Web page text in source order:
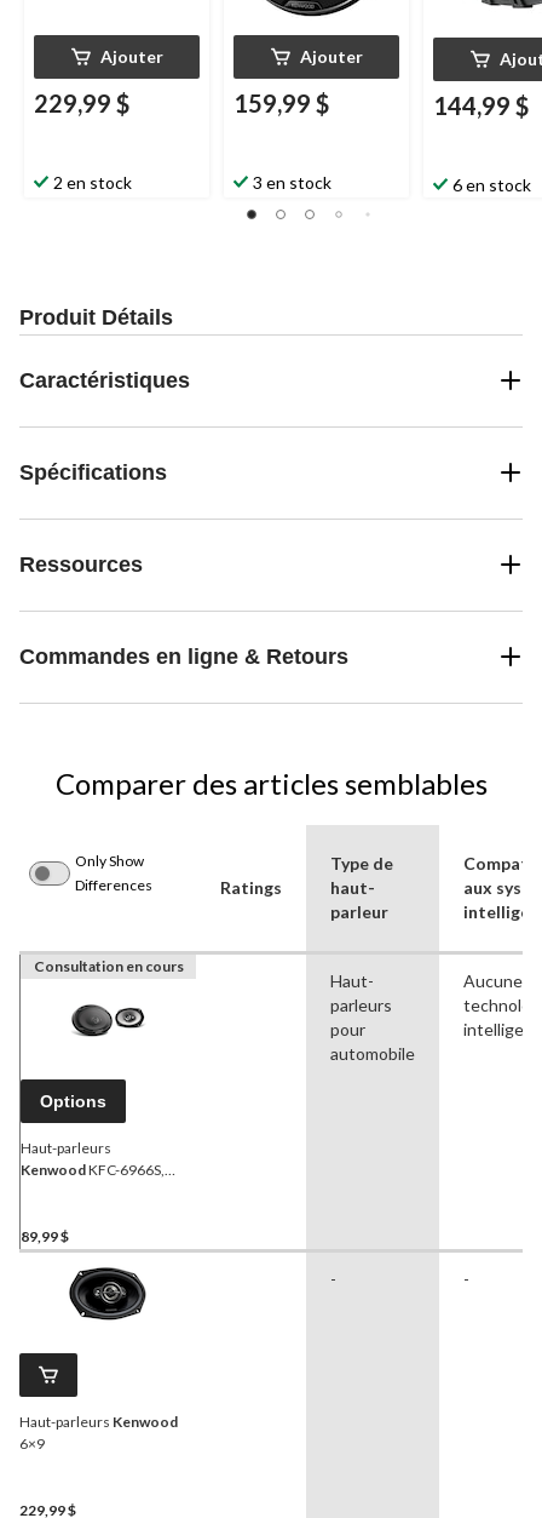
Ajouter
229,99 $
2 en stock
Ajouter
159,99 $
3 en stock
144,99 $
6 en stock
Produit Détails
Caractéristiques
Spécifications
Ressources
Commandes en ligne & Retours
Comparer des articles semblables
Only Show
Differences
Ratings
Type de
haut-
parleur
aux
Consultation en cours
Options
Haut-parleurs
KenwoodKFC-6966S,
89,99 $
Haut-
parleurs
pour
automobile
Aucune
Haut-parleurs Kenwood
6×9
229,99 $
- -